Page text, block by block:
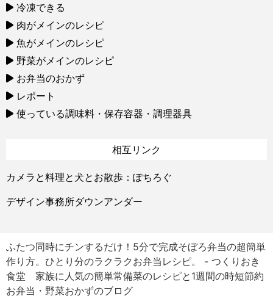
冷凍できる
肉がメインのレシピ
魚がメインのレシピ
野菜がメインのレシピ
お弁当のおかず
レポート
使っている調味料・保存容器・調理器具
相互リンク
カメラと料理と犬とお散歩：ぽちろぐ
デザイン事務所ダウンアンダー
ふたつ同時にチンするだけ！5分で完成そぼろ弁当の超簡単
作り方。ひとり分のラクラクお弁当レシピ。 - つくりおき
食堂 家族に人気の簡単常備菜のレシピと1週間の時短節約
お弁当・野菜おかずのブログ